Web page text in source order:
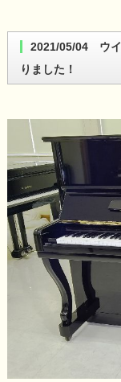
2021/05/04 ウイスタリア ＲＵ３０Ｂの中古ピアノが仕上が
りました！